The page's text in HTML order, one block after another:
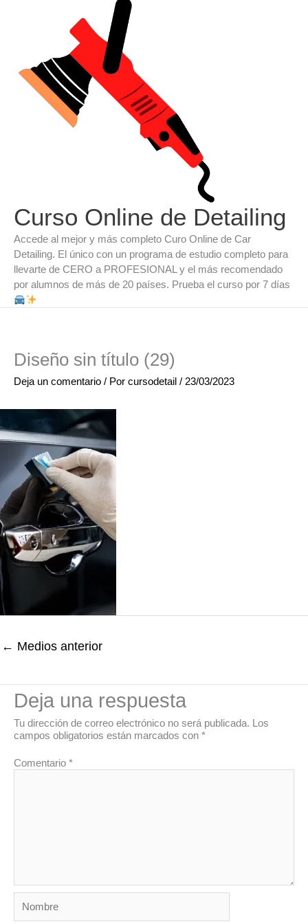
Curso Online de Detailing
Accede al mejor y más completo Curo Online de Car
Detailing. El único con un programa de estudio completo para
llevarte de CERO a PROFESIONAL y el más recomendado
por alumnos de más de 20 países. Prueba el curso por 7 días
Diseño sin título (29)
Deja un comentario / Por cursodetail / 23/03/2023
← Medios anterior
Deja una respuesta
Tu dirección de correo electrónico no será publicada. Los
campos obligatorios están marcados con *
Comentario *